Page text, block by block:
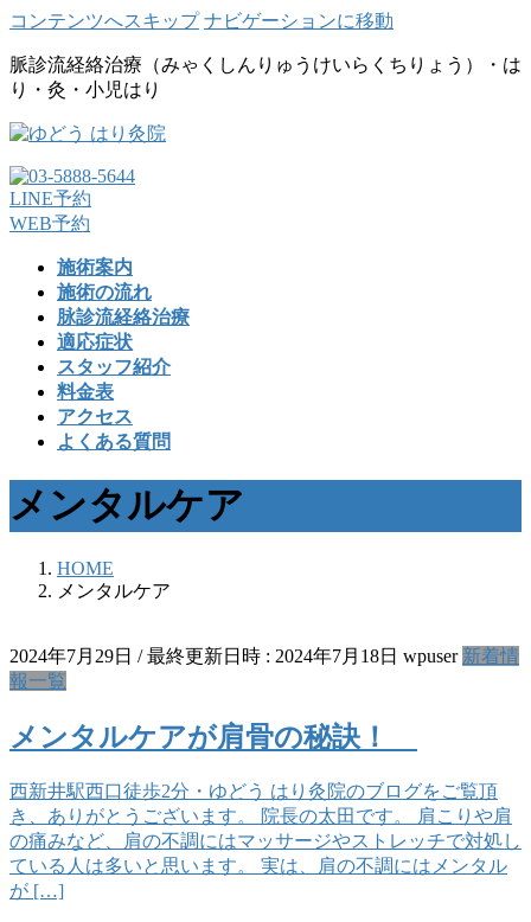
コンテンツへスキップ ナビゲーションに移動
脈診流経絡治療（みゃくしんりゅうけいらくちりょう）・は
り・灸・小児はり
LINE予約
WEB予約
施術案内
施術の流れ
脉診流経絡治療
適応症状
スタッフ紹介
料金表
アクセス
よくある質問
メンタルケア
HOME
メンタルケア
2024年7月29日 / 最終更新日時 : 2024年7月18日 wpuser 新着情
報一覧
メンタルケアが肩骨の秘訣！
西新井駅西口徒歩2分・ゆどう はり灸院のブログをご覧頂
き、ありがとうございます。 院長の太田です。 肩こりや肩
の痛みなど、肩の不調にはマッサージやストレッチで対処し
ている人は多いと思います。 実は、肩の不調にはメンタル
が […]